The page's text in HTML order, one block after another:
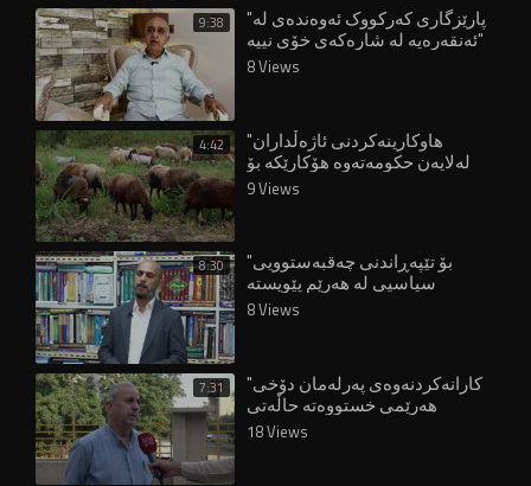
9:38 "پارێزگاری کەرکووک ئەوەندەی لە
ئەنقەرەیە لە شارەکەی خۆی نییە"
8 Views
4:42 "هاوکارینەکردنی ئاژەڵداران
لەلایەن حکومەتەوە هۆکارێکە بۆ
چۆڵبوونی گوندەکان" 9 Views
8:30 "بۆ تێپەڕاندنی چەقبەستوویی
سیاسیی لە هەرێم پێویستە
8 Views
7:31 "کارانەکردنەوەی پەرلەمان دۆخی
هەرێمی خستووەتە حاڵەتی
18 Views